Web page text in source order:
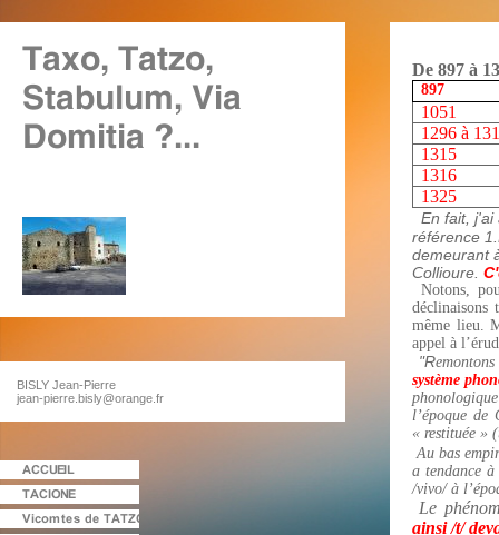
BISLY Jean-Pierre
jean-pierre.bisly@orange.fr
De 897 à
897
1051
1296 à
1315
1316
1325
En fait, j'ai
référence
demeurant
Collioure.
Notons,
même lieu.
appel à
"R
système
l’époque de
« restituée »
Au bas
a tendance
/vivo/ à
Le
ainsi /t/